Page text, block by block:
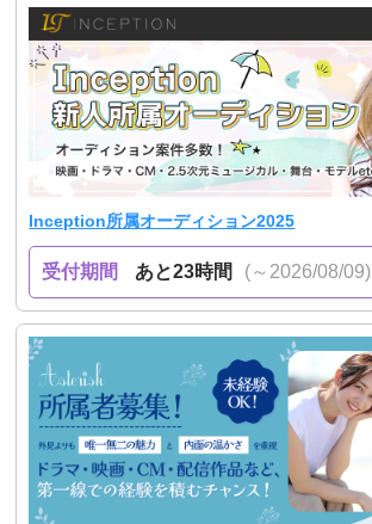
Inception所属オーディション2025
受付期間 あと23時間 (～2026/08/09)